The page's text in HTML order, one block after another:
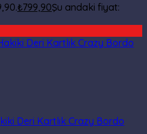
₺799,90Şu andaki fiyat:
Deri Kartlık Crazy Bordo